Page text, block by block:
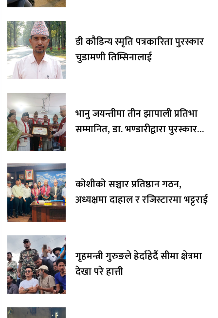
डी कौडिन्य स्मृति पत्रकारिता पुरस्कार
चुडामणी तिम्सिनालाई
भानु जयन्तीमा तीन झापाली प्रतिभा
सम्मानित, डा. भण्डारीद्वारा पुरस्कार
कोशीको सञ्चार प्रतिष्ठान गठन,
अध्यक्षमा दाहाल र रजिस्टारमा भट्टराई
गृहमन्त्री गुरुङले हेर्दाहेर्दै सीमा क्षेत्रमा
देखा परे हात्ती